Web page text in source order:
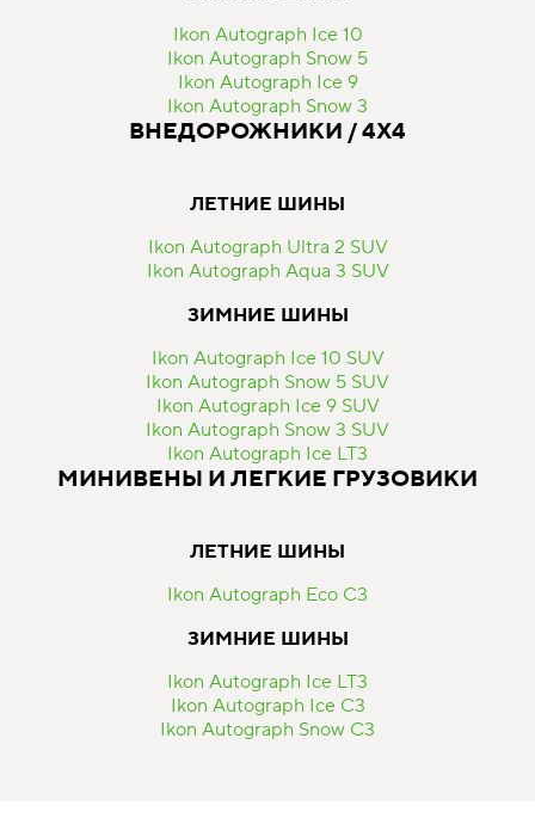
Ikon Autograph Ice 10
Ikon Autograph Snow 5
Ikon Autograph Ice 9
Ikon Autograph Snow 3
ВНЕДОРОЖНИКИ / 4Х4
ЛЕТНИЕ ШИНЫ
Ikon Autograph Ultra 2 SUV
Ikon Autograph Aqua 3 SUV
ЗИМНИЕ ШИНЫ
Ikon Autograph Ice 10 SUV
Ikon Autograph Snow 5 SUV
Ikon Autograph Ice 9 SUV
Ikon Autograph Snow 3 SUV
Ikon Autograph Ice LT3
МИНИВЕНЫ И ЛЕГКИЕ ГРУЗОВИКИ
ЛЕТНИЕ ШИНЫ
Ikon Autograph Eco C3
ЗИМНИЕ ШИНЫ
Ikon Autograph Ice LT3
Ikon Autograph Ice C3
Ikon Autograph Snow C3